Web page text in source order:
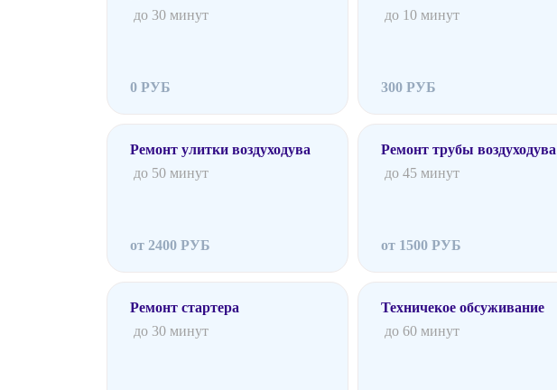
до 30 минут
0 РУБ
до 10 минут
300 РУБ
Ремонт улитки воздуходува
до 50 минут
от 2400 РУБ
Ремонт трубы воздуходува
до 45 минут
от 1500 РУБ
Ремонт стартера
до 30 минут
Техничекое обсуживание
до 60 минут